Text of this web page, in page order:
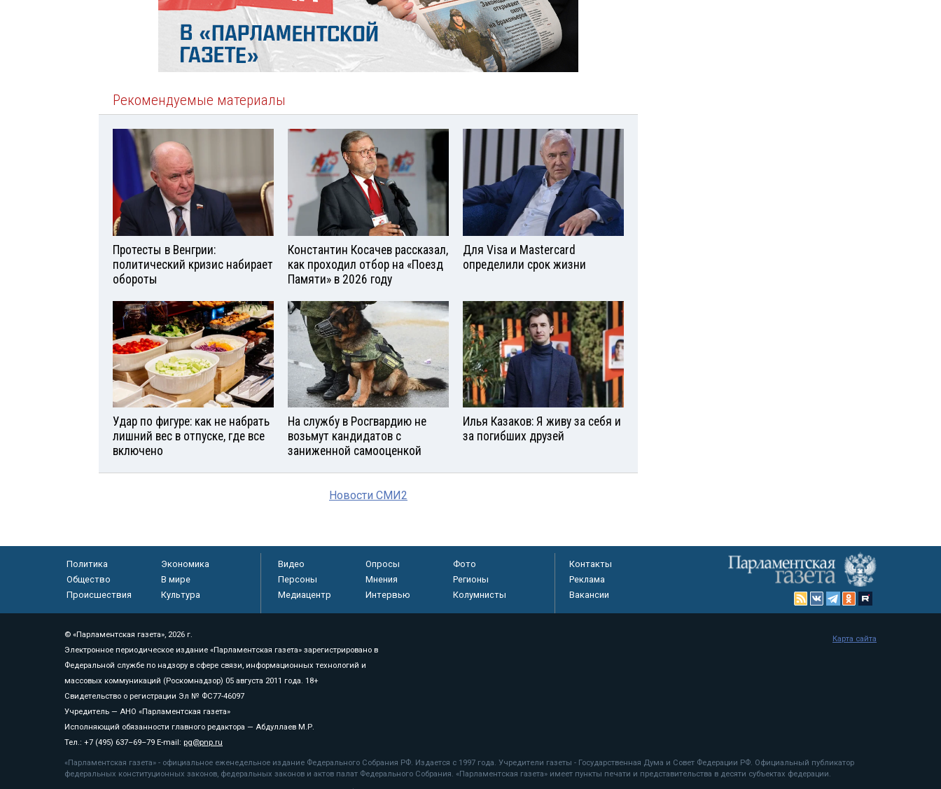
Рекомендуемые материалы
Протесты в Венгрии:
политический кризис набирает
обороты
Константин Косачев рассказал,
как проходил отбор на «Поезд
Памяти» в 2026 году
Для Visа и Mastercard
определили срок жизни
Удар по фигуре: как не набрать
лишний вес в отпуске, где все
включено
На службу в Росгвардию не
возьмут кандидатов с
заниженной самооценкой
Илья Казаков: Я живу за себя и
за погибших друзей
Новости СМИ2
Политика
Экономика
Общество
В мире
Происшествия
Культура
Видео Опросы
Фото
Персоны
Мнения
Регионы
Медиацентр
Интервью Колумнисты
Контакты
Реклама
Вакансии
© «Парламентская газета», 2026 г.
Электронное периодическое издание «Парламентская газета» зарегистрировано в
Федеральной службе по надзору в сфере связи, информационных технологий и
массовых коммуникаций (Роскомнадзор) 05 августа 2011 года. 18+
Свидетельство о регистрации Эл № ФС77-46097
Учредитель — АНО «Парламентская газета»
Исполняющий обязанности главного редактора — Абдуллаев М.Р.
Тел.: +7 (495) 637–69–79 E-mail: pg@pnp.ru
«Парламентская газета» - официальное еженедельное издание Федерального Собрания РФ. Издается с 1997 года. Учредители газеты - Государственная Дума и Совет Федерации РФ. Официальный публикатор
федеральных конституционных законов, федеральных законов и актов палат Федерального Собрания. «Парламентская газета» имеет пункты печати и представительства в десяти субъектах федерации.
Карта сайта